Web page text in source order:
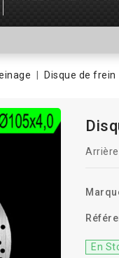
Disque de frein
Arrière
En